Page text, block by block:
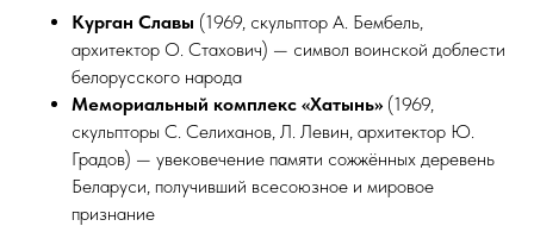
Курган Славы (1969, скульптор А. Бембель,
архитектор О. Стахович) — символ воинской доблести
белорусского народа
Мемориальный комплекс «Хатынь» (1969,
скульпторы С. Селиханов, Л. Левин, архитектор Ю.
Градов) — увековечение памяти сожжённых деревень
Беларуси, получивший всесоюзное и мировое
признание